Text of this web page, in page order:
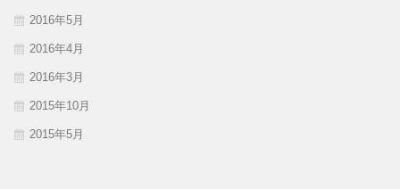
2016年5月
2016年4月
2016年3月
2015年10月
2015年5月